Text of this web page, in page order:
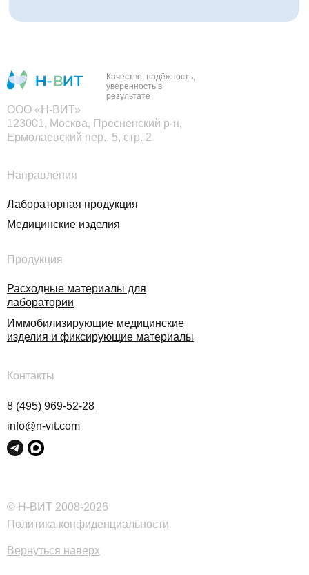
Качество, надёжность,
уверенность в
результате
Вернуться наверх
Направления
Медицинские изделия
Расходные материалы для
лаборатории
Продукция
Иммобилизирующие медицинские
изделия и фиксирующие материалы
8 (495) 969-52-28
Контакты
info@n-vit.com
Лабораторная продукция
ООО «Н-ВИТ»
123001, Москва, Пресненский р-н,
Ермолаевский пер., 5, стр. 2
© Н-ВИТ 2008-2026
Политика конфиденциальности